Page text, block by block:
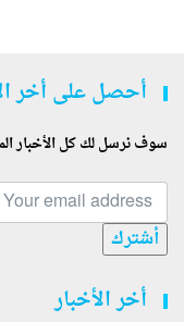
أحصل على أخر
سوف نرسل لك كل الأخبار
أشترك
أخر الأخبار